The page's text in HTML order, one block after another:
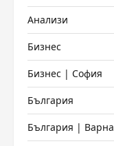
Анализи
Бизнес
Бизнес | София
България
България | Варна